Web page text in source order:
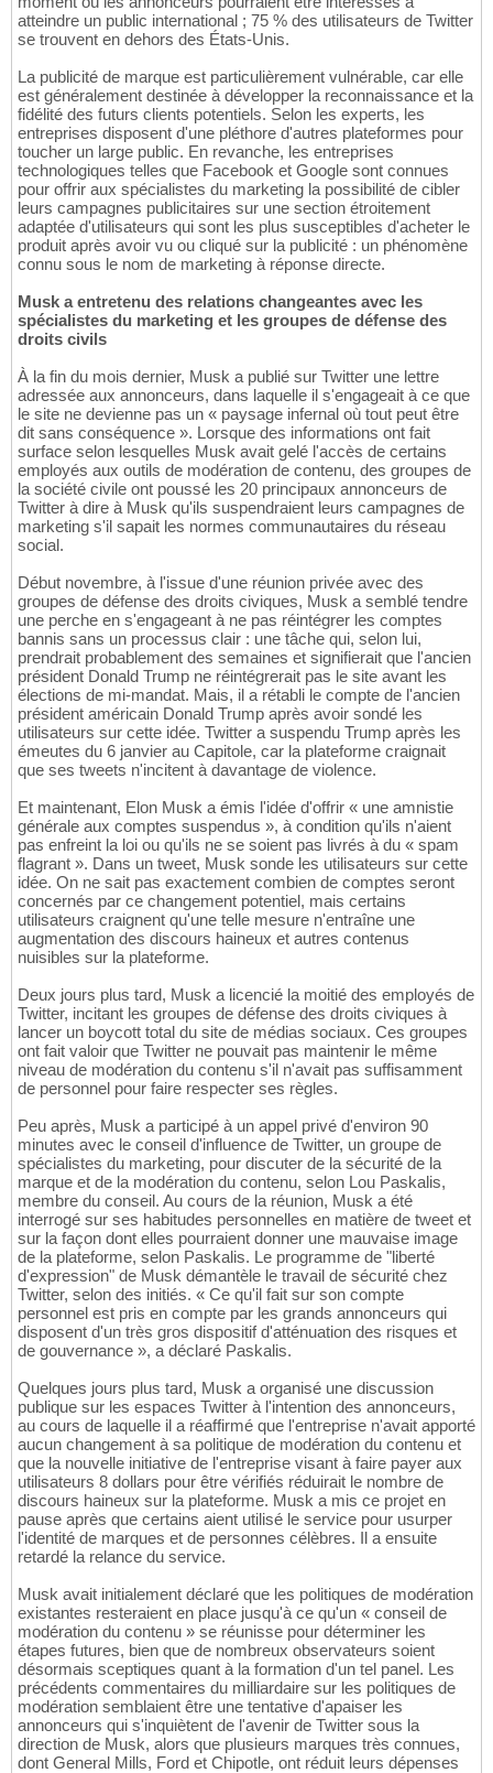
atteindre un public international ; 75 % des utilisateurs de Twitter
se trouvent en dehors des États-Unis.
La publicité de marque est particulièrement vulnérable, car elle
est généralement destinée à développer la reconnaissance et la
fidélité des futurs clients potentiels. Selon les experts, les
entreprises disposent d'une pléthore d'autres plateformes pour
toucher un large public. En revanche, les entreprises
technologiques telles que Facebook et Google sont connues
pour offrir aux spécialistes du marketing la possibilité de cibler
leurs campagnes publicitaires sur une section étroitement
adaptée d'utilisateurs qui sont les plus susceptibles d'acheter le
produit après avoir vu ou cliqué sur la publicité : un phénomène
connu sous le nom de marketing à réponse directe.
Musk a entretenu des relations changeantes avec les
spécialistes du marketing et les groupes de défense des
droits civils
À la fin du mois dernier, Musk a publié sur Twitter une lettre
adressée aux annonceurs, dans laquelle il s'engageait à ce que
le site ne devienne pas un « paysage infernal où tout peut être
dit sans conséquence ». Lorsque des informations ont fait
surface selon lesquelles Musk avait gelé l'accès de certains
employés aux outils de modération de contenu, des groupes de
la société civile ont poussé les 20 principaux annonceurs de
Twitter à dire à Musk qu'ils suspendraient leurs campagnes de
marketing s'il sapait les normes communautaires du réseau
social.
Début novembre, à l'issue d'une réunion privée avec des
groupes de défense des droits civiques, Musk a semblé tendre
une perche en s'engageant à ne pas réintégrer les comptes
bannis sans un processus clair : une tâche qui, selon lui,
prendrait probablement des semaines et signifierait que l'ancien
président Donald Trump ne réintégrerait pas le site avant les
élections de mi-mandat. Mais, il a rétabli le compte de l'ancien
président américain Donald Trump après avoir sondé les
utilisateurs sur cette idée. Twitter a suspendu Trump après les
émeutes du 6 janvier au Capitole, car la plateforme craignait
que ses tweets n'incitent à davantage de violence.
Et maintenant, Elon Musk a émis l'idée d'offrir « une amnistie
générale aux comptes suspendus », à condition qu'ils n'aient
pas enfreint la loi ou qu'ils ne se soient pas livrés à du « spam
flagrant ». Dans un tweet, Musk sonde les utilisateurs sur cette
idée. On ne sait pas exactement combien de comptes seront
concernés par ce changement potentiel, mais certains
utilisateurs craignent qu'une telle mesure n'entraîne une
augmentation des discours haineux et autres contenus
nuisibles sur la plateforme.
Deux jours plus tard, Musk a licencié la moitié des employés de
Twitter, incitant les groupes de défense des droits civiques à
lancer un boycott total du site de médias sociaux. Ces groupes
ont fait valoir que Twitter ne pouvait pas maintenir le même
niveau de modération du contenu s'il n'avait pas suffisamment
de personnel pour faire respecter ses règles.
Peu après, Musk a participé à un appel privé d'environ 90
minutes avec le conseil d'influence de Twitter, un groupe de
spécialistes du marketing, pour discuter de la sécurité de la
marque et de la modération du contenu, selon Lou Paskalis,
membre du conseil. Au cours de la réunion, Musk a été
interrogé sur ses habitudes personnelles en matière de tweet et
sur la façon dont elles pourraient donner une mauvaise image
de la plateforme, selon Paskalis. Le programme de "liberté
d'expression" de Musk démantèle le travail de sécurité chez
Twitter, selon des initiés. « Ce qu'il fait sur son compte
personnel est pris en compte par les grands annonceurs qui
disposent d'un très gros dispositif d'atténuation des risques et
de gouvernance », a déclaré Paskalis.
Quelques jours plus tard, Musk a organisé une discussion
publique sur les espaces Twitter à l'intention des annonceurs,
au cours de laquelle il a réaffirmé que l'entreprise n'avait apporté
aucun changement à sa politique de modération du contenu et
que la nouvelle initiative de l'entreprise visant à faire payer aux
utilisateurs 8 dollars pour être vérifiés réduirait le nombre de
discours haineux sur la plateforme. Musk a mis ce projet en
pause après que certains aient utilisé le service pour usurper
l'identité de marques et de personnes célèbres. Il a ensuite
retardé la relance du service.
Musk avait initialement déclaré que les politiques de modération
existantes resteraient en place jusqu'à ce qu'un « conseil de
modération du contenu » se réunisse pour déterminer les
étapes futures, bien que de nombreux observateurs soient
désormais sceptiques quant à la formation d'un tel panel. Les
précédents commentaires du milliardaire sur les politiques de
modération semblaient être une tentative d'apaiser les
annonceurs qui s'inquiètent de l'avenir de Twitter sous la
direction de Musk, alors que plusieurs marques très connues,
dont General Mills, Ford et Chipotle, ont réduit leurs dépenses